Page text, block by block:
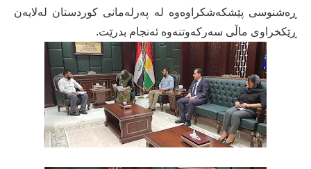
ڕەشنوسی پێشکەشکراوەوە لە پەرلەمانی کوردستان لەلایەن
ڕێکخراوی ماڵی سەرکەوتنەوە ئەنجام بدرێت.